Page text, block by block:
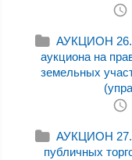
АУКЦИОН
аукциона на
земельных
АУКЦИОН
публичных